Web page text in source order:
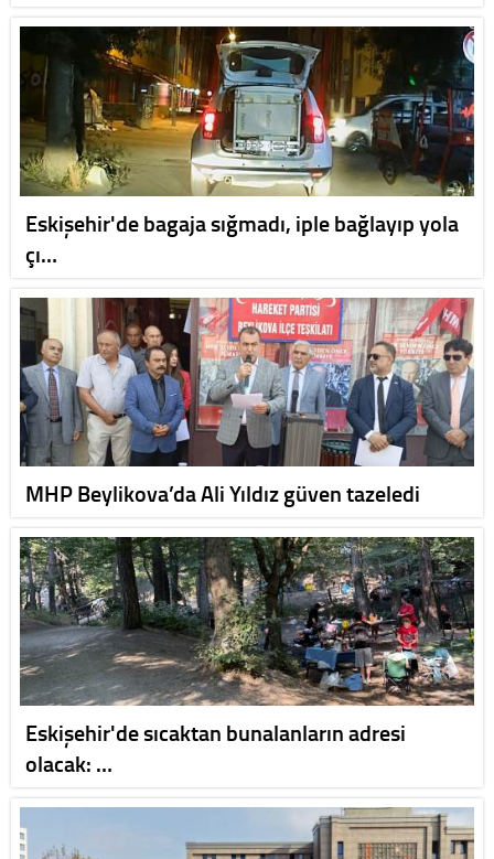
Eskişehir'de bagaja sığmadı, iple bağlayıp yola
çı…
MHP Beylikova’da Ali Yıldız güven tazeledi
Eskişehir'de sıcaktan bunalanların adresi
olacak: …